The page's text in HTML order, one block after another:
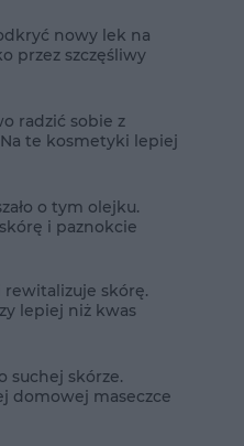
nowy lek na
przez szczęśliwy
radzić sobie z
te kosmetyki lepiej
o tym olejku.
i paznokcie
rewitalizuje skórę.
lepiej niż kwas
suchej skórze.
domowej maseczce